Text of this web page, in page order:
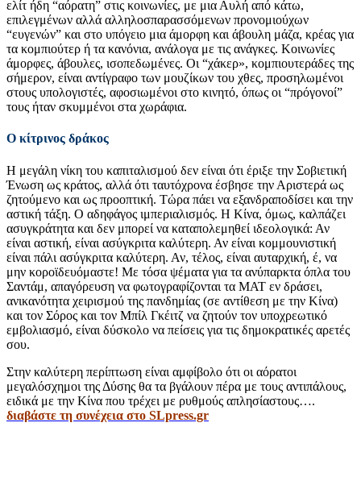
ελίτ ήδη “αόρατη” στις κοινωνίες, με μια Αυλή από κάτω,
επιλεγμένων αλλά αλληλοσπαρασσόμενων προνομιούχων
“ευγενών” και στο υπόγειο μια άμορφη και άβουλη μάζα, κρέας για
τα κομπιούτερ ή τα κανόνια, ανάλογα με τις ανάγκες. Κοινωνίες
άμορφες, άβουλες, ισοπεδωμένες. Οι “χάκερ», κομπιουτεράδες της
σήμερον, είναι αντίγραφο των μουζίκων του χθες, προσηλωμένοι
στους υπολογιστές, αφοσιωμένοι στο κινητό, όπως οι “πρόγονοί”
τους ήταν σκυμμένοι στα χωράφια.
Ο κίτρινος δράκος
Η μεγάλη νίκη του καπιταλισμού δεν είναι ότι έριξε την Σοβιετική
Ένωση ως κράτος, αλλά ότι ταυτόχρονα έσβησε την Αριστερά ως
ζητούμενο και ως προοπτική. Τώρα πάει να εξανδραποδίσει και την
αστική τάξη. Ο αδηφάγος ιμπεριαλισμός. Η Κίνα, όμως, καλπάζει
ασυγκράτητα και δεν μπορεί να καταπολεμηθεί ιδεολογικά: Αν
είναι αστική, είναι ασύγκριτα καλύτερη. Αν είναι κομμουνιστική
είναι πάλι ασύγκριτα καλύτερη. Αν, τέλος, είναι αυταρχική, έ, να
μην κοροϊδευόμαστε! Με τόσα ψέματα για τα ανύπαρκτα όπλα του
Σαντάμ, απαγόρευση να φωτογραφίζονται τα ΜΑΤ εν δράσει,
ανικανότητα χειρισμού της πανδημίας (σε αντίθεση με την Κίνα)
και τον Σόρος και τον Μπίλ Γκέιτζ να ζητούν τον υποχρεωτικό
εμβολιασμό, είναι δύσκολο να πείσεις για τις δημοκρατικές αρετές
σου.
Στην καλύτερη περίπτωση είναι αμφίβολο ότι οι αόρατοι
μεγαλόσχημοι της Δύσης θα τα βγάλουν πέρα με τους αντιπάλους,
ειδικά με την Κίνα που τρέχει με ρυθμούς απλησίαστους….
διαβάστε τη συνέχεια στο SLpress.gr